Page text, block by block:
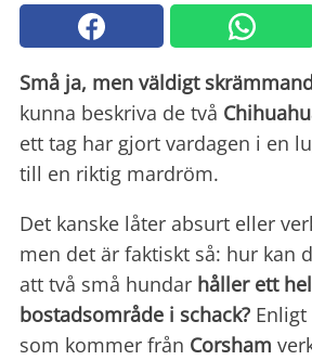
Små ja, men väldigt
kunna beskriva de två
ett tag har gjort vardagen i en
till en riktig mardröm.
Det kanske låter absurt eller
men det är faktiskt så: hur kan
att två små hundar håller ett
bostadsområde i schack?
som kommer från Corsham